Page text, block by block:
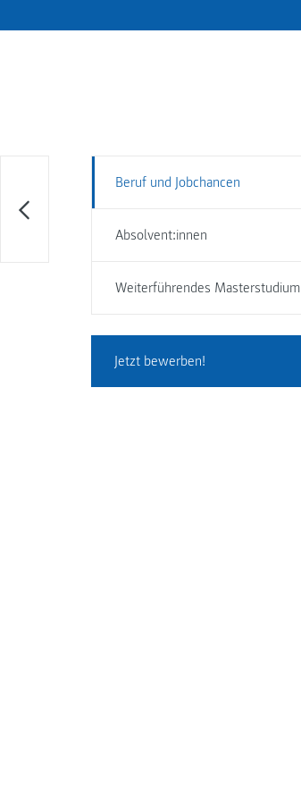
Beruf und Jobchancen
Absolvent:innen
Weiterführendes Masterstudium
Jetzt bewerben!